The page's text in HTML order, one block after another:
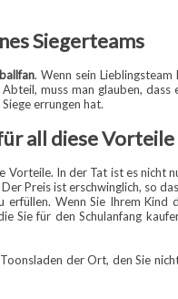
Siegerteams
. Wenn sein
muss man glauben,
errungen hat.
all diese Vorteile
Vorteile. In der Tat ist es nicht
Preis ist erschwinglich, so
Wenn Sie Ihrem Kind
Sie für den Schulanfang
der Ort, den Sie